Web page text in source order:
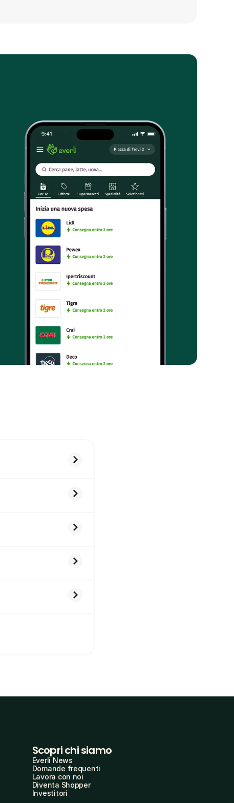
Scopri chi siamo
Everli News
Domande frequenti
Lavora con noi
Diventa Shopper
Investitori